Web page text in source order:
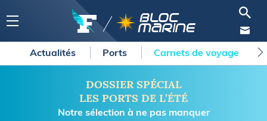
Actualités Ports Carnets de voyage
DOSSIER SPÉCIAL
LES PORTS DE L’ÉTÉ
Notre sélection à ne pas manquer